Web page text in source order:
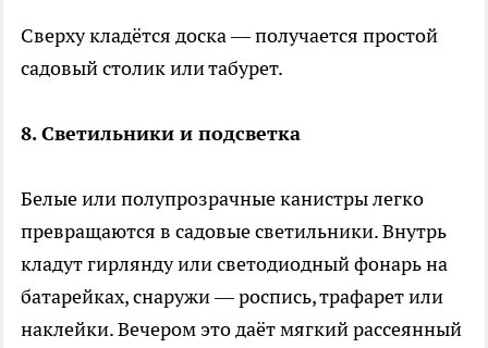
Сверху кладётся доска — получается простой
садовый столик или табурет.
8. Светильники и подсветка
Белые или полупрозрачные канистры легко
превращаются в садовые светильники. Внутрь
кладут гирлянду или светодиодный фонарь на
батарейках, снаружи — роспись, трафарет или
наклейки. Вечером это даёт мягкий рассеянный